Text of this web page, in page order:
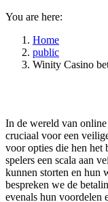
You are here:
Home
public
Winity Casino
In de wereld van
cruciaal voor een
voor opties die hen het
spelers een scala aan
kunnen storten en hun
bespreken we de
evenals hun voordelen